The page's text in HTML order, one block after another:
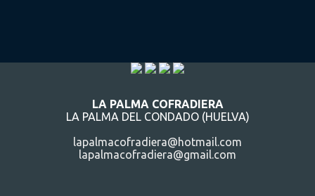
LA PALMA COFRADIERA
LA PALMA DEL CONDADO (HUELVA)
lapalmacofradiera@hotmail.com
lapalmacofradiera@gmail.com